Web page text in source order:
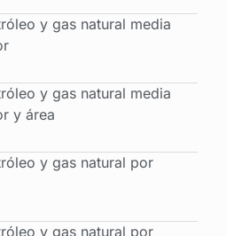
y gas natural media
y gas natural media
y área
y gas natural por
y gas natural por